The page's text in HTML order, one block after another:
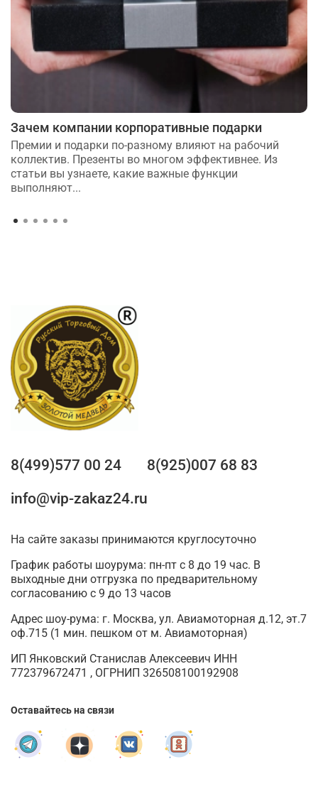
Зачем компании корпоративные подарки
Премии и подарки по-разному влияют на рабочий
коллектив. Презенты во многом эффективнее. Из
статьи вы узнаете, какие важные функции
выполняют...
8(499)577 00 24
8(925)007 68 83
info@vip-zakaz24.ru
На сайте заказы принимаются круглосуточно
График работы шоурума: пн-пт с 8 до 19 час. В
выходные дни отгрузка по предварительному
согласованию с 9 до 13 часов
Адрес шоу-рума: г. Москва, ул. Авиамоторная д.12, эт.7
оф.715 (1 мин. пешком от м. Авиамоторная)
ИП Янковский Станислав Алексеевич ИНН
772379672471 , ОГРНИП 326508100192908
Оставайтесь на связи